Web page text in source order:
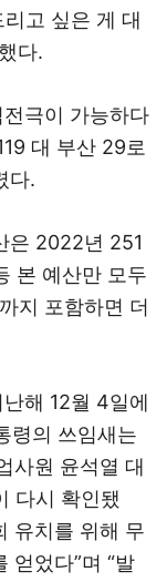
고 싶은 게 대
다.
극이 가능하다
대 부산 29로
다.
은 2022년 251
본 예산만 모두
지 포함하면 더
해 12월 4일에
령의 쓰임새는
사원 윤석열 대
다시 확인됐
유치를 위해 무
얻었다”며 “발